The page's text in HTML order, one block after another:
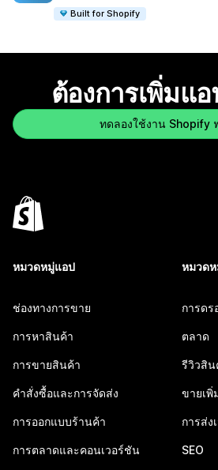
Built for Shopify
ต้องการเพิ่มแ
ทดลองใช้งาน Shopify
หมวดหมู่แอป
ช่องทางการขาย
การหาสินค้า
การขายสินค้า
คำสั่งซื้อและการจัดส่ง
การออกแบบร้านค้า
การตลาดและคอนเวอร์ชัน
หมวด
การดร
ตลาด
รีวิวสิน
ขายเพิ่
การส่ง
SEO